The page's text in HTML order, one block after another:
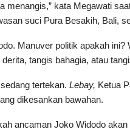
menangis,” kata Megawati
suci Pura Besakih, Bali,
Manuver politik apakah
tangis bahagia, atau
tertekan. Lebay, Ketua
dikesankan bawahan.
ancaman Joko Widodo